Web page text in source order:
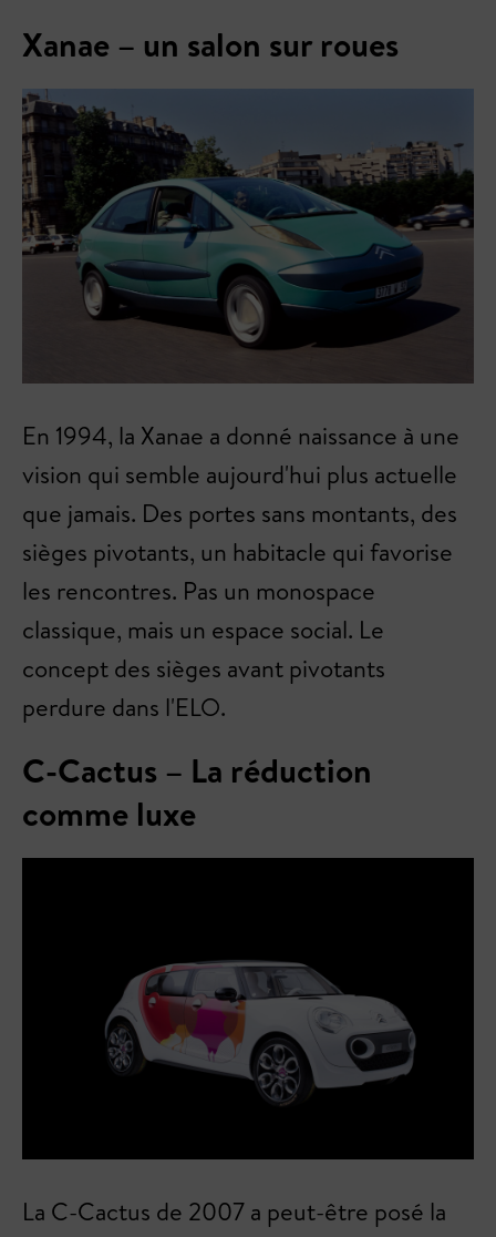
Xanae – un salon sur roues
En 1994, la Xanae a donné naissance à une
vision qui semble aujourd'hui plus actuelle
que jamais. Des portes sans montants, des
sièges pivotants, un habitacle qui favorise
les rencontres. Pas un monospace
classique, mais un espace social. Le
concept des sièges avant pivotants
perdure dans l'ELO.
C-Cactus – La réduction
comme luxe
La C-Cactus de 2007 a peut-être posé la